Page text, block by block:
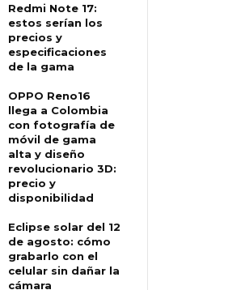
Redmi Note 17:
estos serían los
precios y
especificaciones
de la gama
OPPO Reno16
llega a Colombia
con fotografía de
móvil de gama
alta y diseño
revolucionario 3D:
precio y
disponibilidad
Eclipse solar del 12
de agosto: cómo
grabarlo con el
celular sin dañar la
cámara